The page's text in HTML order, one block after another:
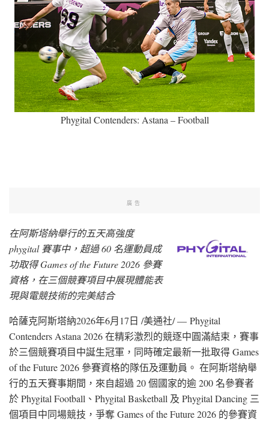
Phygital Contenders: Astana – Football
廣告
在阿斯塔納舉行的五天高強度
phygital 賽事中，超過 60 名運動員成
功取得 Games of the Future 2026 參賽
資格，在三個競賽項目中展現體能表
現與電競技術的完美結合
哈薩克阿斯塔納2026年6月17日 /美通社/ — Phygital
Contenders Astana 2026 在精彩激烈的競逐中圓滿結束，賽事
於三個競賽項目中誕生冠軍，同時確定最新一批取得 Games
of the Future 2026 參賽資格的隊伍及運動員。 在阿斯塔納舉
行的五天賽事期間，來自超過 20 個國家的逾 200 名參賽者
於 Phygital Football、Phygital Basketball 及 Phygital Dancing 三
個項目中同場競技，爭奪 Games of the Future 2026 的參賽資